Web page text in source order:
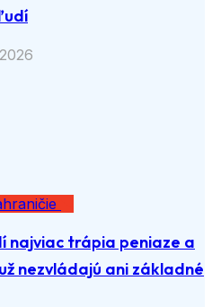
najviac trápia peniaze a
nezvládajú ani základné